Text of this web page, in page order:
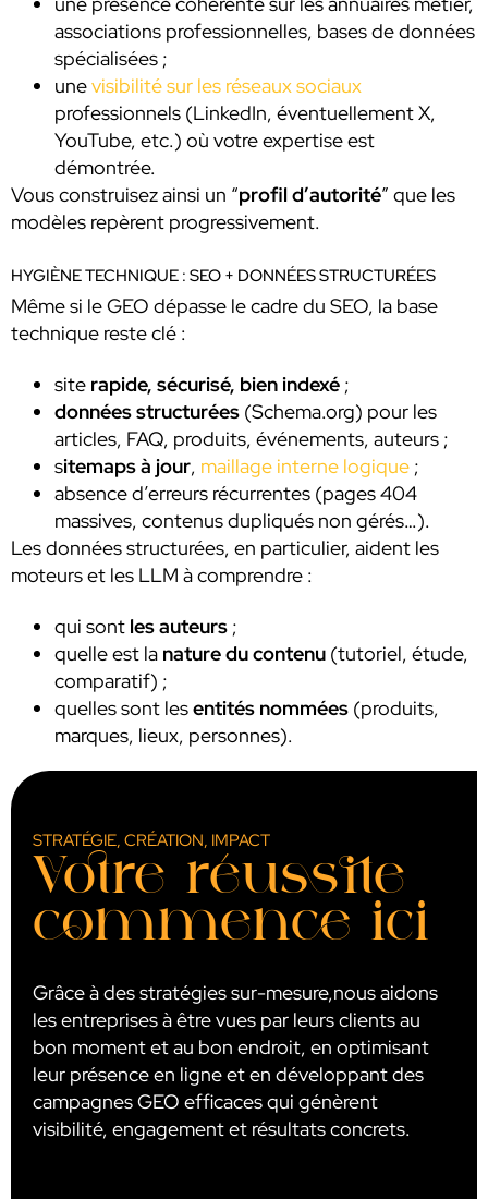
associations professionnelles, bases de données
spécialisées ;
unevisibilité sur les réseaux sociaux
professionnels (LinkedIn, éventuellement X,
YouTube, etc.) où votre expertise est
démontrée.
Vous construisez ainsi un “profil d’autorité” que les
modèles repèrent progressivement.
HYGIÈNE TECHNIQUE : SEO + DONNÉES STRUCTURÉES
Même si le GEO dépasse le cadre du SEO, la base
technique reste clé :
site rapide, sécurisé, bien indexé ;
données structurées (Schema.org) pour les
articles, FAQ, produits, événements, auteurs ;
sitemaps à jour, maillage interne logique ;
absence d’erreurs récurrentes (pages 404
massives, contenus dupliqués non gérés…).
Les données structurées, en particulier, aident les
moteurs et les LLM à comprendre :
qui sont les auteurs ;
quelle est la nature du contenu (tutoriel, étude,
comparatif) ;
quelles sont lesentités nommées (produits,
marques, lieux, personnes).
STRATÉGIE, CRÉATION, IMPACT
Votre réussite
commence ici
Grâce à des stratégies sur-mesure,nous aidons
les entreprises à être vues par leurs clients au
bon moment et au bon endroit, en optimisant
leur présence en ligne et en développant des
campagnes GEO efficaces qui génèrent
visibilité, engagement et résultats concrets.​